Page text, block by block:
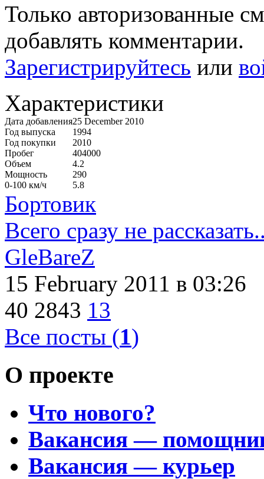
Только авторизованные
добавлять комментарии.
Зарегистрируйтесь или
Характеристики
Дата добавления25 December 2010
Год выпуска
1994
Год покупки
2010
Пробег
404000
Объем
4.2
Мощность
290
0-100 км/ч
5.8
Бортовик
Всего сразу не
GleBareZ
15 February 2011 в 03:26
40 2843 13
Все посты (1)
О проекте
Что нового?
Вакансия —
Вакансия — курьер